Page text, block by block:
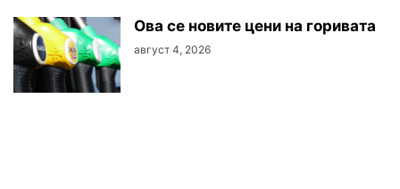
Oва се новите цени на горивата
август 4, 2026